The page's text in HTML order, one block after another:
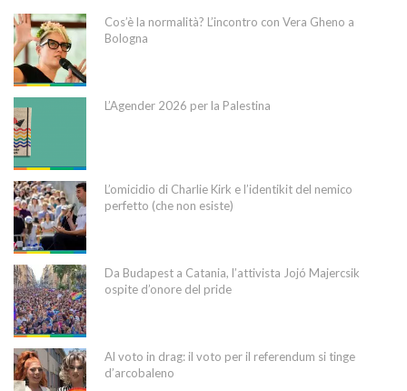
Cos’è la normalità? L’incontro con Vera Gheno a
Bologna
L’Agender 2026 per la Palestina
L’omicidio di Charlie Kirk e l’identikit del nemico
perfetto (che non esiste)
Da Budapest a Catania, l’attivista Jojó Majercsik
ospite d’onore del pride
Al voto in drag: il voto per il referendum si tinge
d’arcobaleno